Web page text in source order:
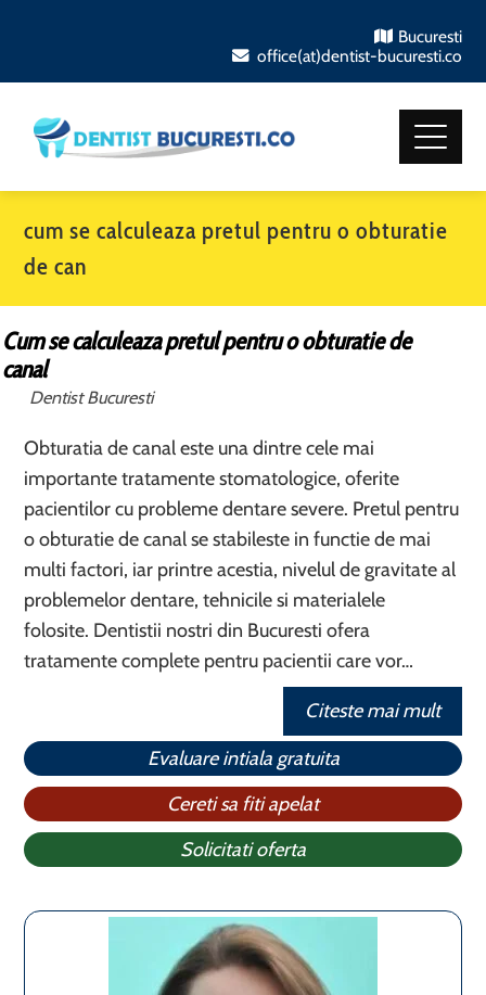
Bucuresti
office(at)dentist-bucuresti.co
cum se calculeaza pretul pentru o obturatie
de can
Cum se calculeaza pretul pentru o obturatie de
canal
Dentist Bucuresti
Obturatia de canal este una dintre cele mai
importante tratamente stomatologice, oferite
pacientilor cu probleme dentare severe. Pretul pentru
o obturatie de canal se stabileste in functie de mai
multi factori, iar printre acestia, nivelul de gravitate al
problemelor dentare, tehnicile si materialele
folosite. Dentistii nostri din Bucuresti ofera
tratamente complete pentru pacientii care vor…
Citeste mai mult
Evaluare intiala gratuita
Cereti sa fiti apelat
Solicitati oferta